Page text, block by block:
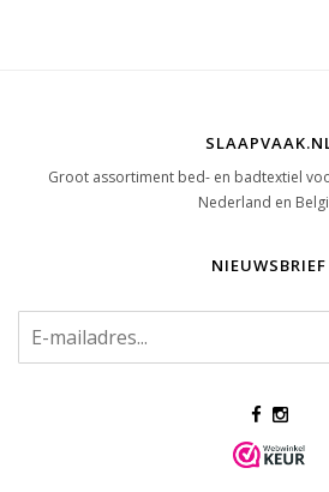
Groot assortiment bed- en badtextiel
Nederland en
NIEUWSBRIEF